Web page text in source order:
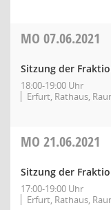
MO 07.06.2021
Sitzung der
18:00-19:00 Uhr
Erfurt, Rathaus,
MO 21.06.2021
Sitzung der
17:00-19:00 Uhr
Erfurt, Rathaus,